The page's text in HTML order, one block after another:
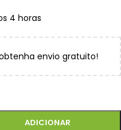
4 horas
envio gratuito!
ADICIONAR